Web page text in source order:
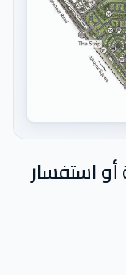
أو استفسار